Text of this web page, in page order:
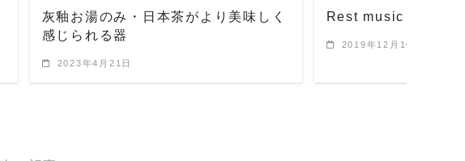
灰釉お湯のみ・日本茶がより美味しく
感じられる器
2023年4月21日
Rest music
2019年12月10日